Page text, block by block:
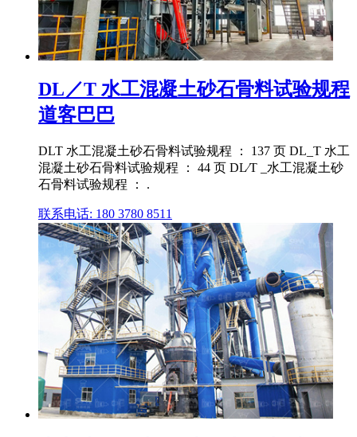
DL／T 水工混凝土砂石骨料试验规程
道客巴巴
DLT 水工混凝土砂石骨料试验规程 ： 137 页 DL_T 水工
混凝土砂石骨料试验规程 ： 44 页 DL∕T _水工混凝土砂
石骨料试验规程 ： .
联系电话: 180 3780 8511